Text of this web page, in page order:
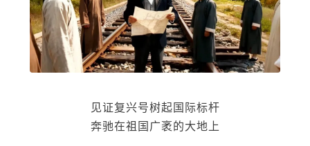
见证复兴号树起国际标杆
奔驰在祖国广袤的大地上